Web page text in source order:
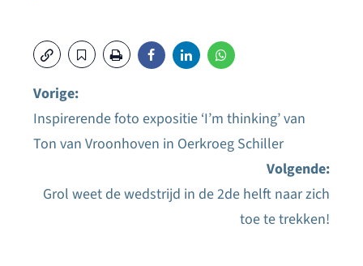
Bericht
Vorige:
Inspirerende foto expositie ‘I’m thinking’ van
Ton van Vroonhoven in Oerkroeg Schiller
Volgende:
Grol weet de wedstrijd in de 2de helft naar zich
toe te trekken!